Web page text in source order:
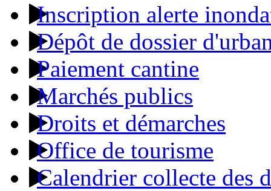
Inscription alerte
Dépôt de dossier
Paiement cantine
Marchés publics
Droits et démarches
Office de tourisme
Calendrier collecte des